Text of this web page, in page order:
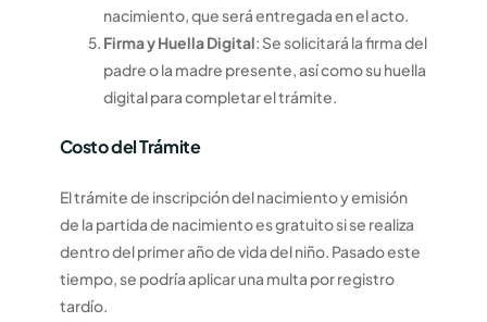
nacimiento, que será entregada en el acto.
Firma y Huella Digital: Se solicitará la firma del
padre o la madre presente, así como su huella
digital para completar el trámite.
Costo del Trámite
El trámite de inscripción del nacimiento y emisión
de la partida de nacimiento es gratuito si se realiza
dentro del primer año de vida del niño. Pasado este
tiempo, se podría aplicar una multa por registro
tardío.